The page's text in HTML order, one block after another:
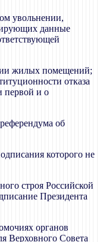
увольнении,
данные
жилых помещений;
отказа
первой и о
об
которого не
строя Российской
Президента
органов
Верховного Совета